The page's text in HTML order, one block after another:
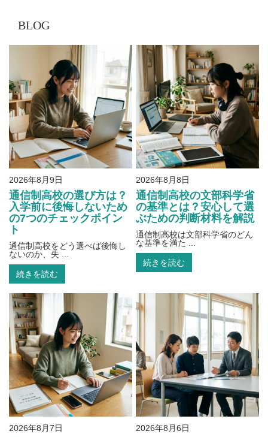
BLOG
2026年8月9日
通信制高校の選び方は？
入学前に後悔しないため
の7つのチェックポイン
ト
通信制高校をどう選べば後悔し
ないのか、失 ...
続きを読む
2026年8月8日
通信制高校の文部科学省
の基準とは？安心して選
ぶための判断材料を解説
通信制高校は文部科学省のどん
な基準を満た ...
続きを読む
2026年8月7日 2026年8月6日